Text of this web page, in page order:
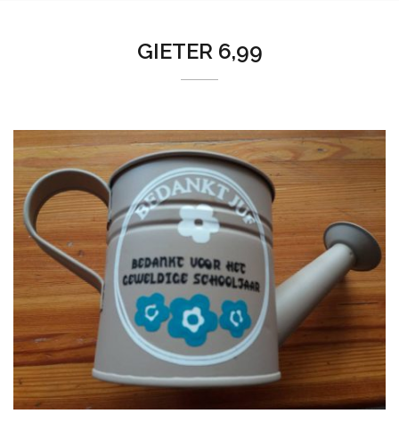
GIETER 6,99